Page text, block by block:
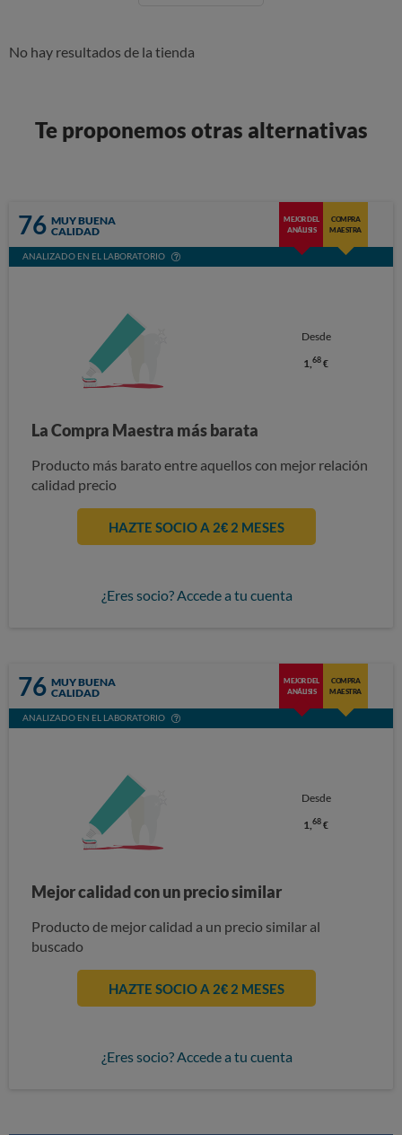
No hay resultados de la tienda
Te proponemos otras alternativas
76 MUY BUENA
CALIDAD
MEJOR DEL
ANÁLISIS
COMPRA
MAESTRA
ANALIZADO EN EL LABORATORIO
Desde
1,68 €
La Compra Maestra más barata
Producto más barato entre aquellos con mejor relación
calidad precio
HAZTE SOCIO A 2€ 2 MESES
¿Eres socio? Accede a tu cuenta
76 MUY BUENA
CALIDAD
MEJOR DEL
ANÁLISIS
COMPRA
MAESTRA
ANALIZADO EN EL LABORATORIO
Desde
1,68 €
Mejor calidad con un precio similar
Producto de mejor calidad a un precio similar al
buscado
HAZTE SOCIO A 2€ 2 MESES
¿Eres socio? Accede a tu cuenta